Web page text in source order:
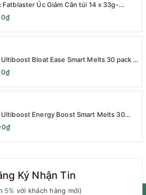
Fatblaster Úc Giảm Cân túi 14 x 33g-
Fatblaster Weight Loss Shake
Pack 14 x 33g - Sữa Giảm Cân
Bloat Ease Smart Melts 30 pack -
Giảm Đầy Hơi Táo Bón Kèm Men Tiêu
Bloat Relief Smart Melt 30 Viên
Energy Boost Smart Melts 30
uống Tăng cường năng lượng tan chảy
30 viên
Ký Nhận Tin
5% với khách hàng mới)